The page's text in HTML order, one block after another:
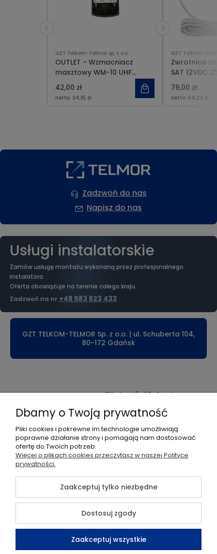
GZT Telkom-Telmor sp. z o.o.
OUTLET - Wzmacniacz
masztowy WM-10 UHF
TELMOR
42,00 zł
netto: 34,15 zł
GZT Telkom-
Zwrotnica
SAT 12VDC
79,00 zł
netto: 64,23 zł
Zadzwoń do nas
Napisz do nas
Usługi instalatorskie
Zamów usługę montażu wykonaną przez profesjonalnego
instalatora.
Oferta obowiązuje na terenie całego kraju.
Zadzwoń na nr +48 583 823 433
GZT TELKOM-TELMOR Sp. z o.o. | ul. Schuberta 104,
80-172 Gdańsk
Płatności i dostawa
Informacje
Pomoc
Moje konto
O nas
©2026 Wszelkie Prawa Zastrzeżone | Sklep TELMOR
Szablon Flex by Ecommercy
Dbamy o Twoją prywatność
Pliki cookies i pokrewne im technologie umożliwiają
poprawne działanie strony i pomagają nam dostosować
ofertę do Twoich potrzeb.
Więcej o plikach cookies przeczytasz w naszej Polityce
prywatności.
Zaakceptuj tylko niezbędne
Dostosuj zgody
Zaakceptuj wszystkie